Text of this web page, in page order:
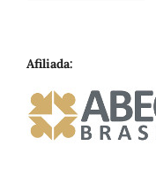
Afiliada: